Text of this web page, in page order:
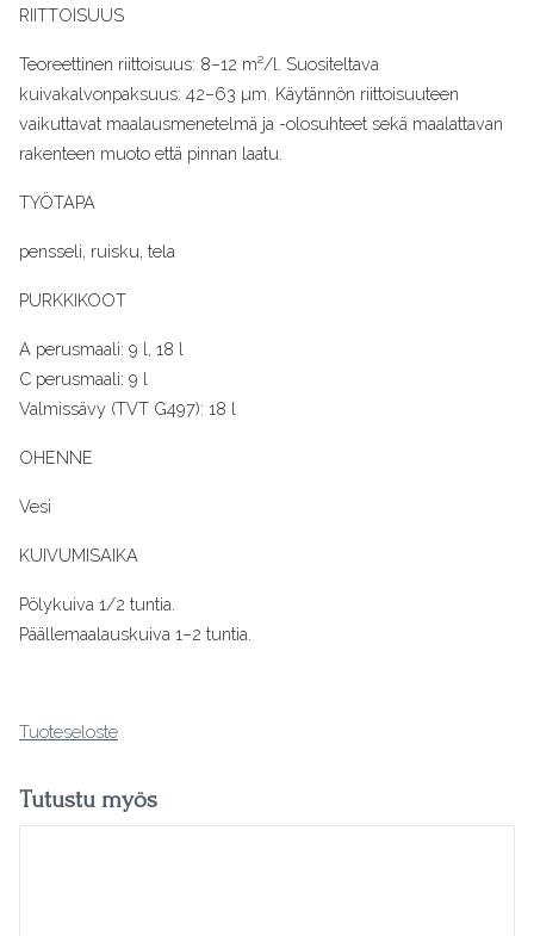
RIITTOISUUS
Teoreettinen riittoisuus: 8–12 m²/l. Suositeltava
kuivakalvonpaksuus: 42–63 µm. Käytännön riittoisuuteen
vaikuttavat maalausmenetelmä ja -olosuhteet sekä maalattavan
rakenteen muoto että pinnan laatu.
TYÖTAPA
pensseli, ruisku, tela
PURKKIKOOT
A perusmaali: 9 l, 18 l
C perusmaali: 9 l
Valmissävy (TVT G497): 18 l
OHENNE
Vesi
KUIVUMISAIKA
Pölykuiva 1/2 tuntia.
Päällemaalauskuiva 1–2 tuntia.
Tuoteseloste
Tutustu myös